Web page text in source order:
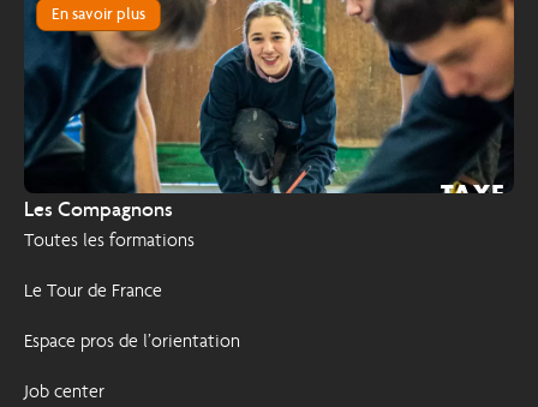
Les Compagnons
Toutes les formations
Le Tour de France
Espace pros de l’orientation
Job center
En savoir plus
TAXE